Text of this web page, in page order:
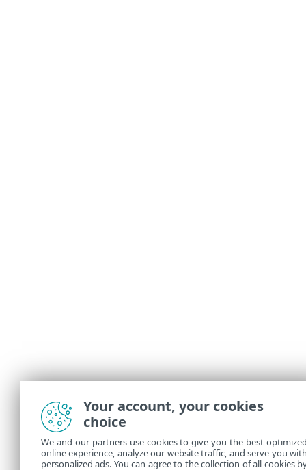
Your account, your cookies
choice
We and our partners use cookies to give you the best
online experience, analyze our website traffic, and serve you
personalized ads. You can agree to the collection of all cookies